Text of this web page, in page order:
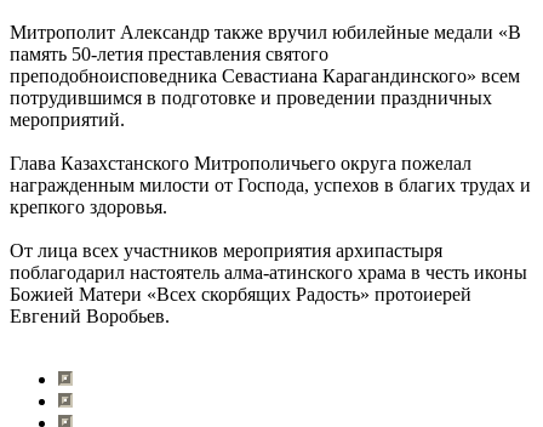
Митрополит Александр также вручил юбилейные медали «В
память 50-летия преставления святого
преподобноисповедника Севастиана Карагандинского» всем
потрудившимся в подготовке и проведении праздничных
мероприятий.
Глава Казахстанского Митрополичьего округа пожелал
награжденным милости от Господа, успехов в благих трудах и
крепкого здоровья.
От лица всех участников мероприятия архипастыря
поблагодарил настоятель алма-атинского храма в честь иконы
Божией Матери «Всех скорбящих Радость» протоиерей
Евгений Воробьев.